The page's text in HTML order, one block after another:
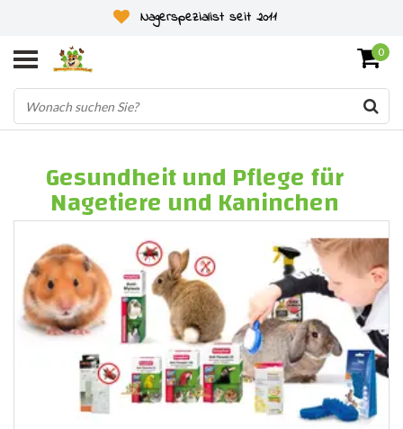
Nagerspezialist seit 2011
0
Gesundheit und Pflege für
Nagetiere und Kaninchen